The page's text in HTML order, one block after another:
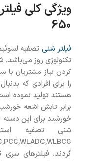
650
فیلتر شنی تصفیه
را برای افرادی که
هستند تولید نموده
برابر تابش اشعه
خورشید برای این دسته
شنی تصفیه